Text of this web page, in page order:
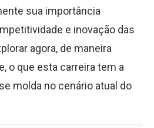
sua importância
e inovação das
agora, de maneira
o que esta carreira tem a
molda no cenário atual do